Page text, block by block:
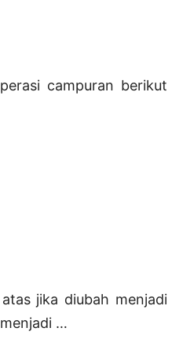
campuran berikut
jika diubah menjadi
…